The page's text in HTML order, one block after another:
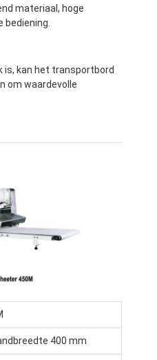
materiaal, hoge
is, kan het transportbord
om waardevolle
400 mm